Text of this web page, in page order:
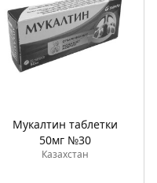
Мукалтин таблетки
50мг №30
Казахстан